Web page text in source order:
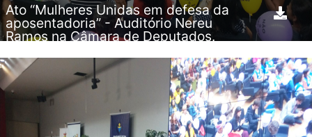
Ato “Mulheres Unidas em defesa da
aposentadoria” - Auditório Nereu
Ramos na Câmara de Deputados.